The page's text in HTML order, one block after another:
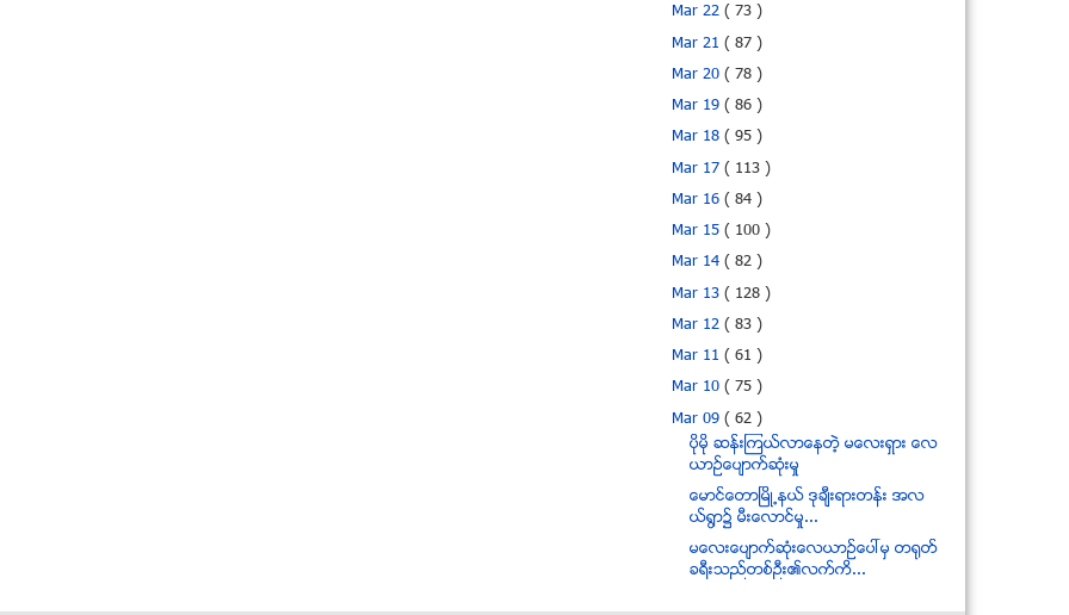
Mar 22 ( 73 )
Mar 21 ( 87 )
Mar 20 ( 78 )
Mar 19 ( 86 )
Mar 18 ( 95 )
Mar 17 ( 113 )
Mar 16 ( 84 )
Mar 15 ( 100 )
Mar 14 ( 82 )
Mar 13 ( 128 )
Mar 12 ( 83 )
Mar 11 ( 61 )
Mar 10 ( 75 )
Mar 09 ( 62 )
ပုိမုိ ဆန္းၾကယ္လာေနတဲ့ မေလးရွား ေလ
ယာဥ္ေပ်ာက္ဆံုးမႈ
ေမာင္ေတာၿမိဳ႕နယ္ ဒုခ်ီးရားတန္း အလ
ယ္႐ြာ၌ မီးေလာင္မႈ...
မေလးေပ်ာက္ဆံုးေလယာဥ္ေပၚမွ တရုတ္
ခရီးသည္တစ္ဦး၏လက္ကိ...